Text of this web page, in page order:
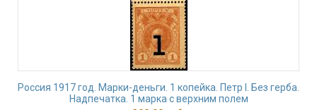
Россия 1917 год. Марки-деньги. 1 копейка. Петр I. Без герба.
Надпечатка. 1 марка с верхним полем